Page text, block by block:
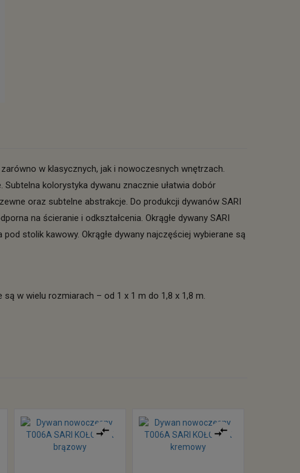
w klasycznych, jak i nowoczesnych wnętrzach.
kolorystyka dywanu znacznie ułatwia dobór
oraz subtelne abstrakcje. Do produkcji dywanów SARI
na ścieranie i odkształcenia. Okrągłe dywany SARI
stolik kawowy. Okrągłe dywany najczęściej wybierane są
w wielu rozmiarach – od 1 x 1 m do 1,8 x 1,8 m.